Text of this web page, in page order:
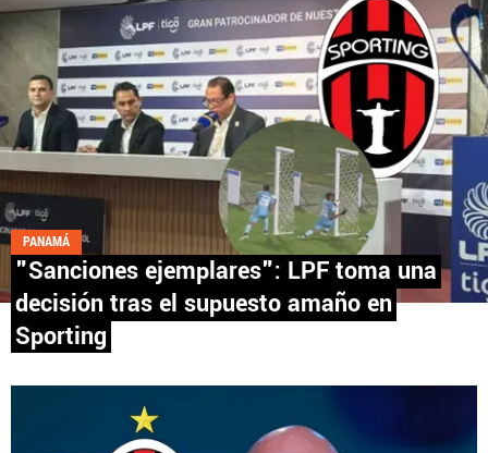
una compañía perteneciente a Better Collective.
Todos los derechos reservados.
PANAMÁ
"Sanciones ejemplares": LPF toma una
decisión tras el supuesto amaño en
Sporting